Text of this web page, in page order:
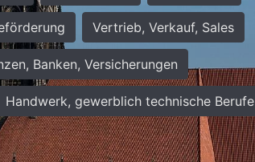
Vertrieb, Verkauf, Sales
Banken, Versicherungen
Handwerk, gewerblich technische Berufe